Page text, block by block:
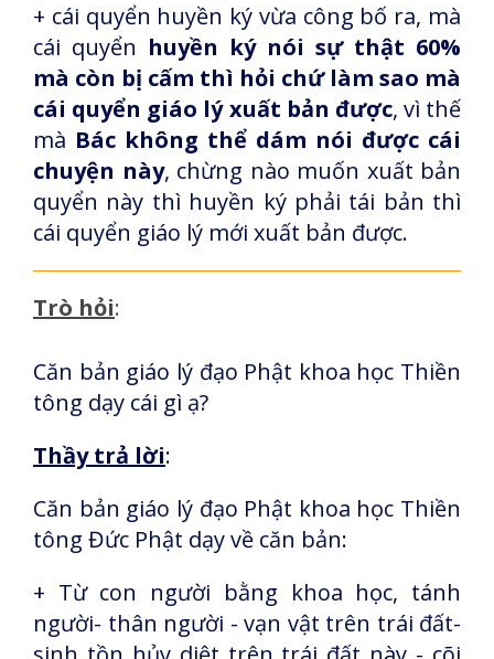
+ cái quyển huyền ký vừa công bố ra, mà
cái quyển huyền ký nói sự thật 60%
mà còn bị cấm thì hỏi chứ làm sao mà
cái quyển giáo lý xuất bản được, vì thế
mà Bác không thể dám nói được cái
chuyện này, chừng nào muốn xuất bản
quyển này thì huyền ký phải tái bản thì
cái quyển giáo lý mới xuất bản được.
Trò hỏi:
Căn bản giáo lý đạo Phật khoa học Thiền
tông dạy cái gì ạ?
Thầy trả lời:
Căn bản giáo lý đạo Phật khoa học Thiền
tông Đức Phật dạy về căn bản:
+ Từ con người bằng khoa học, tánh
người- thân người - vạn vật trên trái đất-